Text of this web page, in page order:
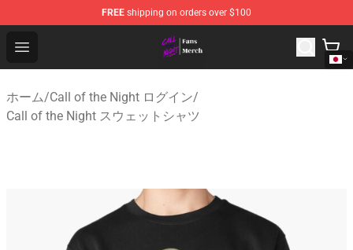
FREE shipping on orders over $100
Open menu
Call of the Night Store - Official Call of the Night
ホーム/Call of the Night ログイン/
Call of the Night スウェットシャツ